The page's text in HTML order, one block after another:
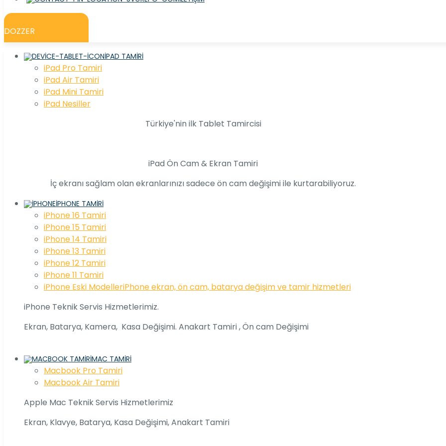
DOZZER
IPAD TAMIRI
iPad Pro Tamiri
iPad Air Tamiri
iPad Mini Tamiri
iPad Nesiller
Türkiye'nin ilk Tablet Tamircisi
iPad Ön Cam & Ekran Tamiri
İç ekranı sağlam olan ekranlarınızı sadece ön cam değişimi ile kurtarabiliyoruz.
IPHONE TAMIRI
iPhone 16 Tamiri
iPhone 15 Tamiri
iPhone 14 Tamiri
iPhone 13 Tamiri
iPhone 12 Tamiri
iPhone 11 Tamiri
iPhone Eski ModelleriPhone ekran, ön cam, batarya değişim ve tamir hizmetleri
iPhone Teknik Servis Hizmetlerimiz.
Ekran, Batarya, Kamera, Kasa Değişimi. Anakart Tamiri , Ön cam Değişimi
MAC TAMIRI
Macbook Pro Tamiri
Macbook Air Tamiri
Apple Mac Teknik Servis Hizmetlerimiz
Ekran, Klavye, Batarya, Kasa Değişimi, Anakart Tamiri